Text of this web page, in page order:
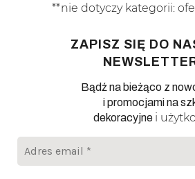
**nie dotyczy kategorii:
ZAPISZ SIĘ DO
Bądź na bieżąco z
i promocjami na
dekoracyjne i